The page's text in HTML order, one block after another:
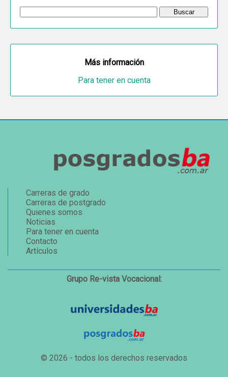
Más información
Para tener en cuenta
Carreras de grado
Carreras de postgrado
Quienes somos
Noticias
Para tener en cuenta
Contacto
Artículos
Grupo Re-vista Vocacional:
© 2026 - todos los derechos reservados